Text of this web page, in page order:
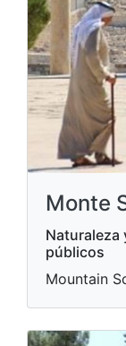
Monte
Naturaleza
públicos
Mountain